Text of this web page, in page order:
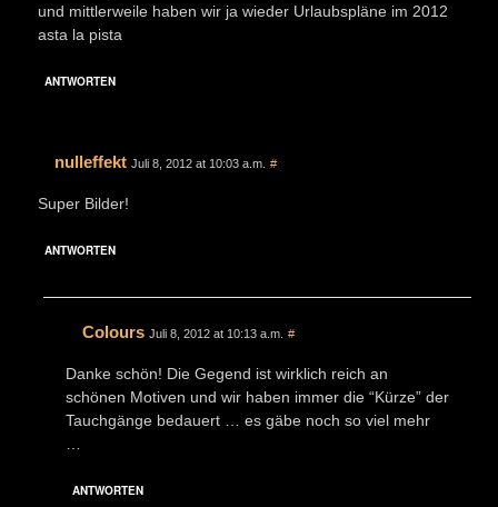
und mittlerweile haben wir ja wieder Urlaubspläne im 2012
asta la pista
ANTWORTEN
nulleffekt Juli 8, 2012 at 10:03 a.m. #
Super Bilder!
ANTWORTEN
Colours Juli 8, 2012 at 10:13 a.m. #
Danke schön! Die Gegend ist wirklich reich an
schönen Motiven und wir haben immer die “Kürze” der
Tauchgänge bedauert … es gäbe noch so viel mehr
ANTWORTEN